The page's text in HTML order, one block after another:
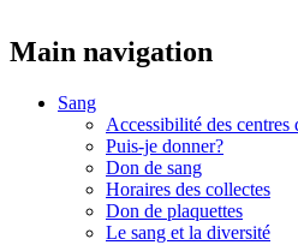
Main navigation
Sang
Accessibilité des centres
Puis-je donner?
Don de sang
Horaires des collectes
Don de plaquettes
Le sang et la diversité